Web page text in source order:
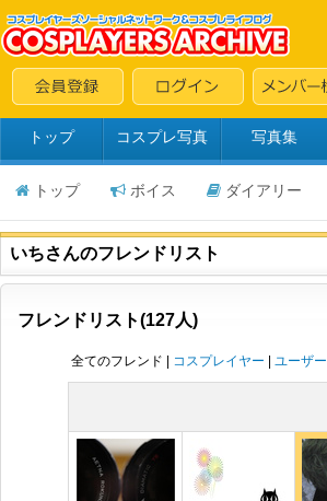
トップ コスプレ写真 写真集
トップ ボイス ダイアリー
いちさんのフレンドリスト
フレンドリスト(127人)
全てのフレンド | コスプレイヤー ユーザー